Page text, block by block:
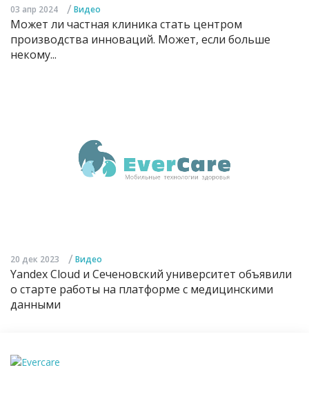
03 апр 2024 / Видео
Может ли частная клиника стать центром
производства инноваций. Может, если больше
некому...
20 дек 2023 / Видео
Yandex Cloud и Сеченовский университет объявили
о старте работы на платформе с медицинскими
данными